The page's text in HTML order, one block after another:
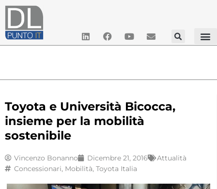
Toyota e Università Bicocca,
insieme per la mobilità
sostenibile
Vincenzo Bonanno Dicembre 21, 2016
Attualità
Concessionari, Mobilità, Toyota Italia